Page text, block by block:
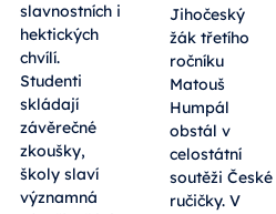
slavnostních i
hektických
chvílí.
Studenti
skládají
závěrečné
zkoušky,
školy slaví
významná
Jihočeský
žák třetího
ročníku
Matouš
Humpál
obstál v
celostátní
soutěži České
ručičky. V